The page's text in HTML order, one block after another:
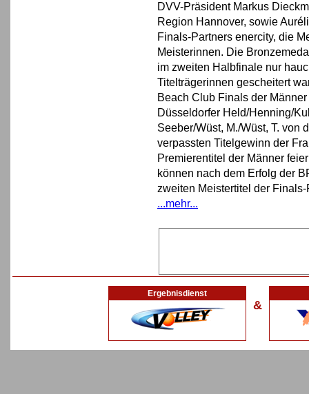
DVV-Präsident Markus
Region Hannover, sowie
Finals-Partners enercity, die
Meisterinnen. Die
im zweiten Halbfinale nur
Titelträgerinnen gescheitert
Beach Club Finals der
Düsseldorfer Held/Henning/
Seeber/Wüst, M./Wüst, T. von
verpassten Titelgewinn der
Premierentitel der Männer
können nach dem Erfolg der
zweiten Meistertitel der
...mehr...
Ergebnisdienst
&